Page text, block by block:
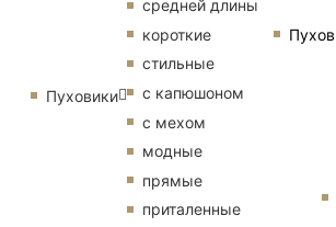
Пуховики
средней длины
короткие
стильные
с капюшоном
с мехом
модные
прямые
приталенные